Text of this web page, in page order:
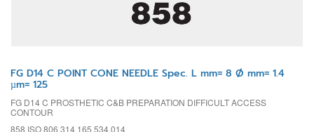
FG D14 C POINT CONE NEEDLE Spec. L mm= 8 Ø mm= 1.4
µm= 125
FG D14 C PROSTHETIC C&B PREPARATION DIFFICULT ACCESS
CONTOUR
858 ISO 806 314 165 534 014